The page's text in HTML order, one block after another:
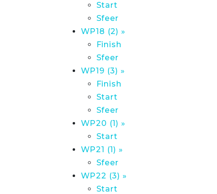
Start
Sfeer
WP18 (2) »
Finish
Sfeer
WP19 (3) »
Finish
Start
Sfeer
WP20 (1) »
Start
WP21 (1) »
Sfeer
WP22 (3) »
Start